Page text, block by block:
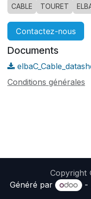
CABLE TOURET
Contactez-nous
Documents
Conditions générales
Copyright
Généré par
-